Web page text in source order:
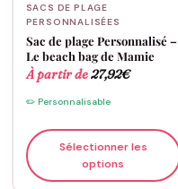
SACS DE PLAGE
PERSONNALISÉES
Sac de plage Personnalisé –
Le beach bag de Mamie
À partir de27,92€
✏️ Personnalisable
Sélectionner les
options